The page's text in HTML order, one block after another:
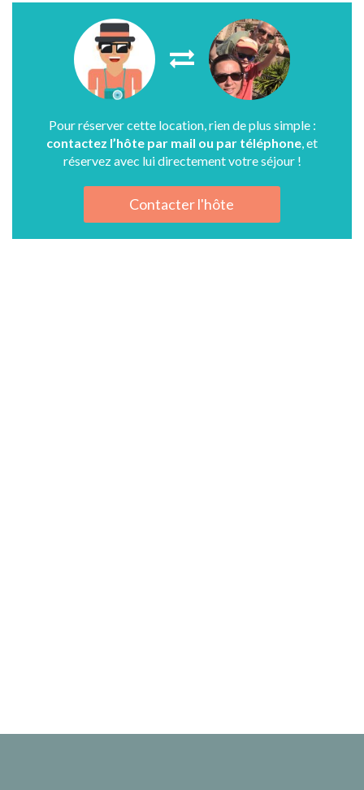
Pour réserver cette location, rien de plus simple :
contactez l’hôte par mail ou par téléphone , et
réservez avec lui directement votre séjour !
Contacter l'hôte